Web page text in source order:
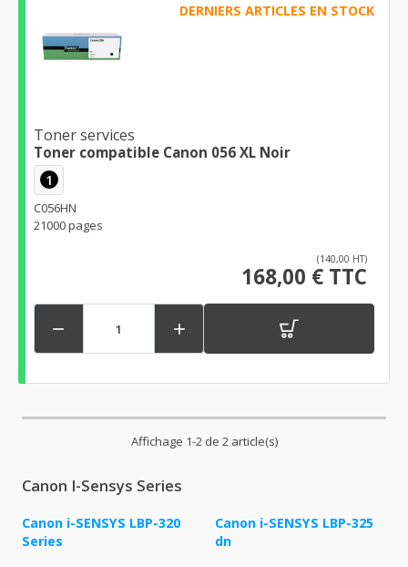
DERNIERS ARTICLES EN STOCK
Toner services
Toner compatible Canon 056 XL Noir
1
C056HN
21000 pages
(140,00 HT)
168,00 € TTC
 
Affichage 1-2 de 2 article(s)
Canon I-Sensys Series
Canon i-SENSYS LBP-320
Series
Canon i-SENSYS LBP-325
dn